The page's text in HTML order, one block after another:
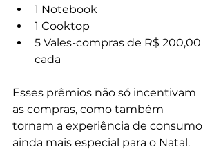
1 Notebook
1 Cooktop
5 Vales-compras de R$ 200,00
cada
Esses prêmios não só incentivam
as compras, como também
tornam a experiência de consumo
ainda mais especial para o Natal.